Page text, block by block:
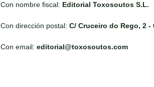
Con nombre fiscal: Editorial Toxosoutos S.L.
Con dirección postal: C/ Cruceiro do Rego, 2 -
Con email: editorial@toxosoutos.com